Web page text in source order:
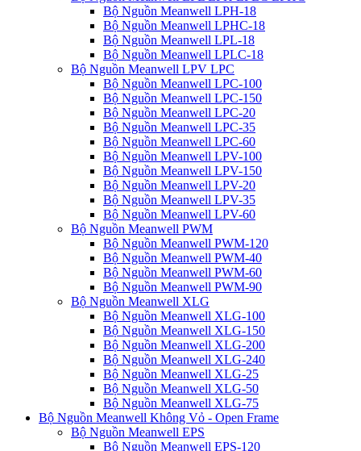
Bộ Nguồn Meanwell LPH-18
Bộ Nguồn Meanwell LPHC-18
Bộ Nguồn Meanwell LPL-18
Bộ Nguồn Meanwell LPLC-18
Bộ Nguồn Meanwell LPV LPC
Bộ Nguồn Meanwell LPC-100
Bộ Nguồn Meanwell LPC-150
Bộ Nguồn Meanwell LPC-20
Bộ Nguồn Meanwell LPC-35
Bộ Nguồn Meanwell LPC-60
Bộ Nguồn Meanwell LPV-100
Bộ Nguồn Meanwell LPV-150
Bộ Nguồn Meanwell LPV-20
Bộ Nguồn Meanwell LPV-35
Bộ Nguồn Meanwell LPV-60
Bộ Nguồn Meanwell PWM
Bộ Nguồn Meanwell PWM-120
Bộ Nguồn Meanwell PWM-40
Bộ Nguồn Meanwell PWM-60
Bộ Nguồn Meanwell PWM-90
Bộ Nguồn Meanwell XLG
Bộ Nguồn Meanwell XLG-100
Bộ Nguồn Meanwell XLG-150
Bộ Nguồn Meanwell XLG-200
Bộ Nguồn Meanwell XLG-240
Bộ Nguồn Meanwell XLG-25
Bộ Nguồn Meanwell XLG-50
Bộ Nguồn Meanwell XLG-75
Bộ Nguồn Meanwell Không Vỏ - Open Frame
Bộ Nguồn Meanwell EPS
Bộ Nguồn Meanwell EPS-120